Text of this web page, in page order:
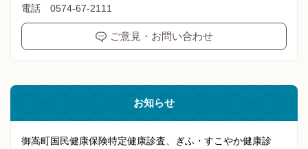
電話 0574-67-2111
ご意見・お問い合わせ
お知らせ
御嵩町国民健康保険特定健康診査、ぎふ・すこやか健康診